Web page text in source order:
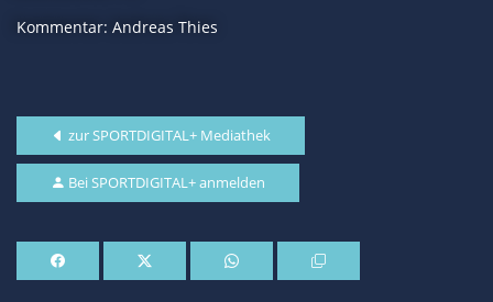
Kommentar: Andreas Thies
zur SPORTDIGITAL+ Mediathek
Bei SPORTDIGITAL+ anmelden